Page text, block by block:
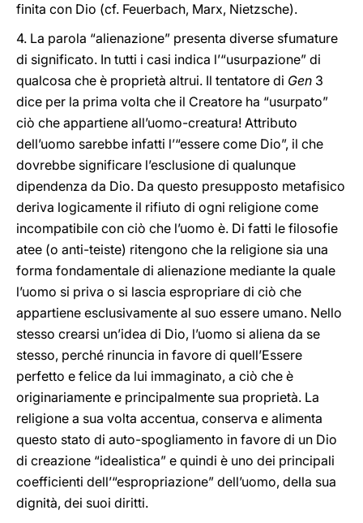
finita con Dio (cf. Feuerbach, Marx, Nietzsche).
4. La parola “alienazione” presenta diverse sfumature
di significato. In tutti i casi indica l’“usurpazione” di
qualcosa che è proprietà altrui. Il tentatore di Gen 3
dice per la prima volta che il Creatore ha “usurpato”
ciò che appartiene all’uomo-creatura! Attributo
dell’uomo sarebbe infatti l’“essere come Dio”, il che
dovrebbe significare l’esclusione di qualunque
dipendenza da Dio. Da questo presupposto metafisico
deriva logicamente il rifiuto di ogni religione come
incompatibile con ciò che l’uomo è. Di fatti le filosofie
atee (o anti-teiste) ritengono che la religione sia una
forma fondamentale di alienazione mediante la quale
l’uomo si priva o si lascia espropriare di ciò che
appartiene esclusivamente al suo essere umano. Nello
stesso crearsi un’idea di Dio, l’uomo si aliena da se
stesso, perché rinuncia in favore di quell’Essere
perfetto e felice da lui immaginato, a ciò che è
originariamente e principalmente sua proprietà. La
religione a sua volta accentua, conserva e alimenta
questo stato di auto-spogliamento in favore di un Dio
di creazione “idealistica” e quindi è uno dei principali
coefficienti dell’“espropriazione” dell’uomo, della sua
dignità, dei suoi diritti.